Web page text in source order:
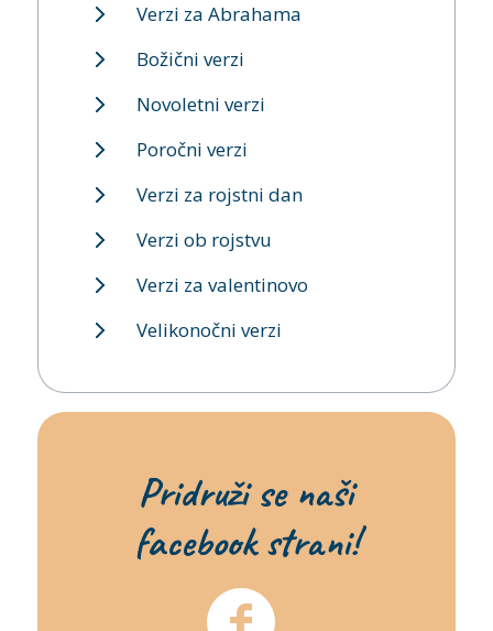
Verzi za Abrahama
Božični verzi
Novoletni verzi
Poročni verzi
Verzi za rojstni dan
Verzi ob rojstvu
Verzi za valentinovo
Velikonočni verzi
Pridruži se naši
facebook strani!